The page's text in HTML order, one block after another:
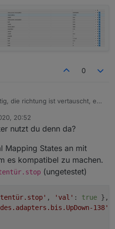
0
die richtung ist vertauscht, es
Position-137
UpDown-138 kann ich den
wenn man eine Zahl
Kann man damit vielleicht
20:52
nutzt du denn da?
Mapping States an mit
es kompatibel zu machen.
(ungetestet)
, 'val' : true },
138'